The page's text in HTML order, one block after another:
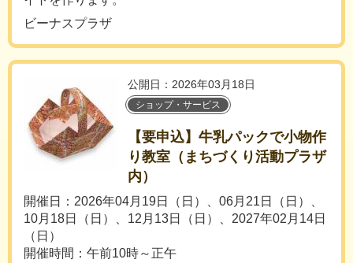
ビーナスプラザ
公開日：2026年03月18日
ショップ・サービス
【要申込】牛乳パックで小物作
り教室（まちづくり活動プラザ
内）
開催日：2026年04月19日（日）、06月21日（日）、
10月18日（日）、12月13日（日）、2027年02月14日
（日）
開催時間：午前10時～正午